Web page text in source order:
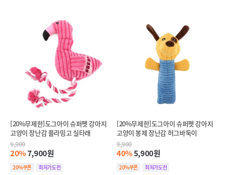
[20%무제한]도그아이 슈퍼펫 강아지
고양이 장난감 플라밍고 실타래
9,900
20%7,900원
20%쿠폰 최저가도전
[20%무제한]도그아이 슈퍼펫 강아지
고양이 봉제 장난감 허그바둑이
9,900
40%5,900원
20%쿠폰 최저가도전